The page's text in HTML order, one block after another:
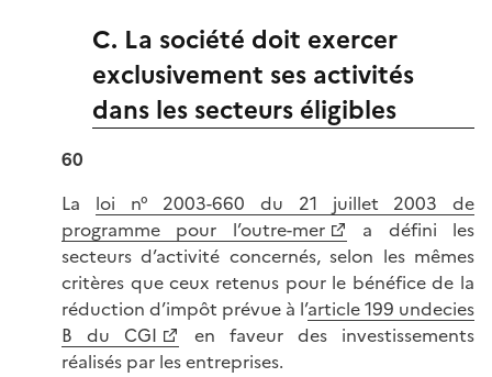
C. La société doit exercer
exclusivement ses activités
dans les secteurs éligibles
60
La loi n° 2003-660 du 21 juillet 2003 de
programme pour l’outre-mer
a défini les
secteurs d’activité concernés, selon les mêmes
critères que ceux retenus pour le bénéfice de la
réduction d’impôt prévue à l’article 199 undecies
B du CGI
en faveur des investissements
réalisés par les entreprises.